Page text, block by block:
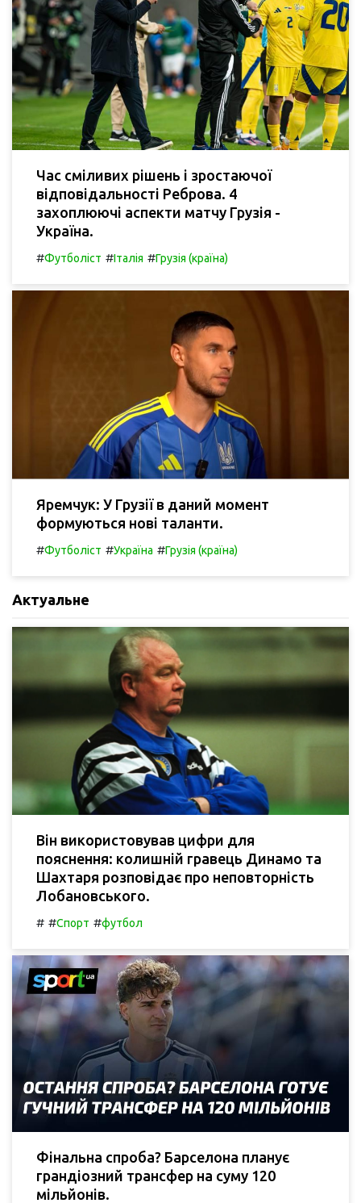
Час сміливих рішень і зростаючої
відповідальності Реброва. 4
захоплюючі аспекти матчу Грузія -
Україна.
#Футболіст #Італія #Грузія (країна)
Яремчук: У Грузії в даний момент
формуються нові таланти.
#Футболіст #Україна #Грузія (країна)
Актуальне
Він використовував цифри для
пояснення: колишній гравець Динамо та
Шахтаря розповідає про неповторність
Лобановського.
# #Спорт #футбол
Фінальна спроба? Барселона планує
грандіозний трансфер на суму 120
мільйонів.